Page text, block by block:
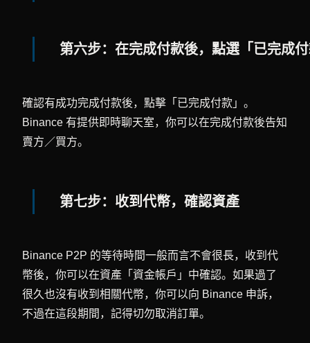
第六步：在完成付款後，點選「已完成
確認有成功完成付款後，點擊「已完成付款」。
Binance 有提供即時聊天室，你可以在完成付款後告知
賣方／買方。
第七步：收到代幣，確認資產
Binance P2P 的等待時間一般而言不會很長，收到代
幣後，你可以在資產「資金帳戶」中確認。如果過了
很久也沒有收到相關代幣，你可以向 Binance 申訴，
不過在這段期間，記得切勿取消訂單。